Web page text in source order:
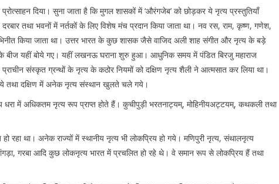
दिया। सुना जाता है कि मुगल शासकों में ‘औरंगजेब’ को छोड़कर ये नृत्य प्रस्तुतियाँ
दरबार तथा भवनों में नर्तकों के लिए विशेष मंच प्रदान किया जाता था। नव रस, राम, कृष्ण, गणेश,
किया जाता था। उत्तर भारत के कुछ शासक जैसे वाजिद अली शाह संगीत और नृत्य के बड़े
बीज यहीं बोये गए। यहीं लखनऊ घराना शुरु हुआ। आधुनिक समय में पंडित बिरजु महाराज
संस्कृत ग्रन्थों के नृत्य के कठोर नियमों को दक्षिण नृत्य शैली ने आत्मसात कर लिया था।
गये तथा दक्षिण में अनेक नृत्य संस्थान खुलते चले गये।
धरा में अधिकतम नृत्य रूप प्राप्त होते हैं। कुचीपुड़ी भरतनाट्यम्, मोहिनीयअट्टयम्, कथकली तथा
रहा था। अनेक राज्यों में स्थानीय नृत्य भी लोकप्रिय हो गये। मणिपुरी नृत्य, संथालनृत्य
भांगड़ा, गरबा आदि कुछ लोकनृत्य भारत में प्रचलित हो रहे थे। वे समान रूप से लोकप्रिय हैं तथा